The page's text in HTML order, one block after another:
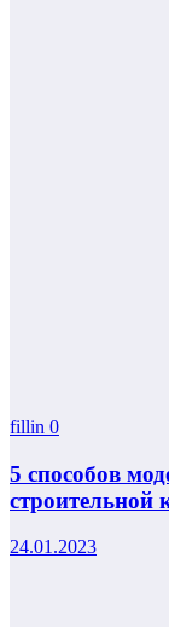
fillin 0
5 способов
строительной
24.01.2023